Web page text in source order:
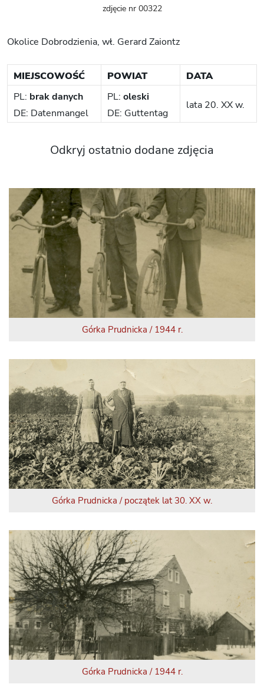
zdjęcie nr 00322
Okolice Dobrodzienia, wł. Gerard Zaiontz
MIEJSCOWOŚĆ POWIAT
DATA
PL: brak danych
DE: Datenmangel
PL: oleski
DE: Guttentag
lata 20. XX w.
Odkryj ostatnio dodane zdjęcia
Górka Prudnicka / 1944 r.
Górka Prudnicka / początek lat 30. XX w.
Górka Prudnicka / 1944 r.